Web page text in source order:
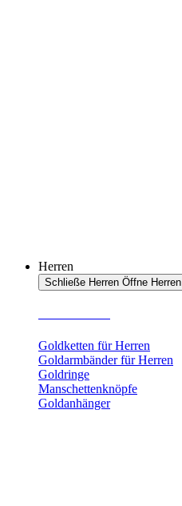
Herren
Schließe Herren Öffne Herren
Goldketten für Herren
Goldarmbänder für Herren
Goldringe
Manschettenknöpfe
Goldanhänger